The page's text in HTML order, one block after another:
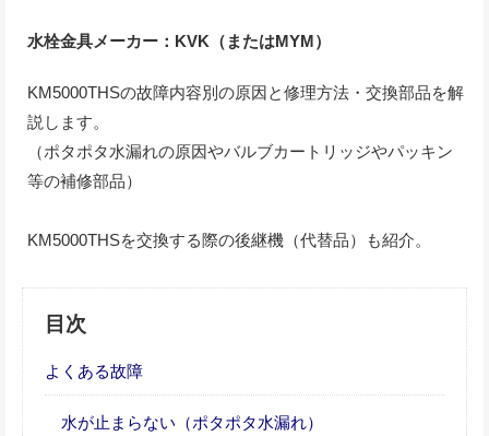
水栓金具メーカー：KVK（またはMYM）
KM5000THSの故障内容別の原因と修理方法・交換部品を解
説します。
（ポタポタ水漏れの原因やバルブカートリッジやパッキン
等の補修部品）
KM5000THSを交換する際の後継機（代替品）も紹介。
目次
よくある故障
水が止まらない（ポタポタ水漏れ）